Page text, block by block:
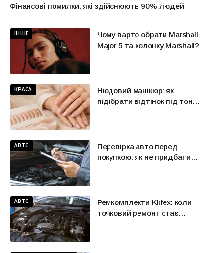
Фінансові помилки, які здійснюють 90% людей
ІНШЕ
Чому варто обрати Marshall
Major 5 та колонку Marshall?
КРАСА
Нюдовий манікюр: як
підібрати відтінок під тон
АВТО
Перевірка авто перед
покупкою: як не придбати
АВТО
Ремкомплекти Klifex: коли
точковий ремонт стає